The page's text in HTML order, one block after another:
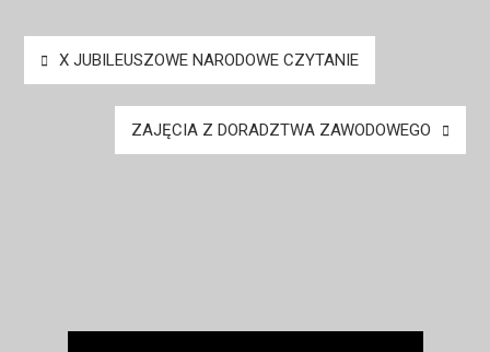
Nawigacja
wpisu
X JUBILEUSZOWE NARODOWE CZYTANIE
ZAJĘCIA Z DORADZTWA ZAWODOWEGO